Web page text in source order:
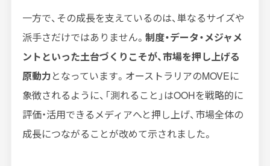
一方で、その成長を支えているのは、単なるサイズや
派手さだけではありません。 制度・データ・メジャメ
ントといった土台づくりこそが、市場を押し上げる
原動力となっています。オーストラリアのMOVEに
象徴されるように、「測れること」はOOHを戦略的に
評価・活用できるメディアへと押し上げ、市場全体の
成長につながることが改めて示されました。